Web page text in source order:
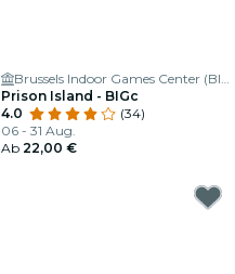
Brussels Indoor Games Center (BIGc) 🕹
Prison Island - BIGc
4.0
(34)
06 - 31 Aug.
Ab 22,00 €